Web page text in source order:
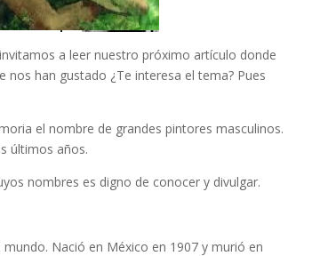
a leer nuestro próximo artículo donde
nos han gustado ¿Te interesa el tema? Pues
el nombre de grandes pintores masculinos.
últimos años.
nombres es digno de conocer y divulgar.
Nació en México en 1907 y murió en